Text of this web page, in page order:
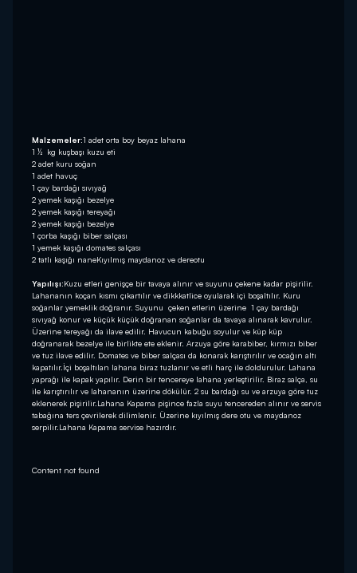
Malzemeler:1 adet orta boy beyaz lahana
1 ½ kg kuşbaşı kuzu eti
2 adet kuru soğan
1 adet havuç
1 çay bardağı sıvıyağ
2 yemek kaşığı bezelye
2 yemek kaşığı tereyağı
2 yemek kaşığı bezelye
1 çorba kaşığı biber salçası
1 yemek kaşığı domates salçası
2 tatlı kaşığı naneKıyılmış maydanoz ve dereotu
Yapılışı:Kuzu etleri genişçe bir tavaya alınır ve suyunu çekene kadar pişirilir.
Lahananın koçan kısmı çıkartılır ve dikkkatlice oyularak içi boşaltılır. Kuru
soğanlar yemeklik doğranır. Suyunu çeken etlerin üzerine 1 çay bardağı
sıvıyağ konur ve küçük küçük doğranan soğanlar da tavaya alınarak kavrulur.
Üzerine tereyağı da ilave edilir. Havucun kabuğu soyulur ve küp küp
doğranarak bezelye ile birlikte ete eklenir. Arzuya göre karabiber, kırmızı biber
ve tuz ilave edilir. Domates ve biber salçası da konarak karıştırılır ve ocağın altı
kapatılır.İçi boşaltılan lahana biraz tuzlanır ve etli harç ile doldurulur. Lahana
yaprağı ile kapak yapılır. Derin bir tencereye lahana yerleştirilir. Biraz salça, su
ile karıştırılır ve lahananın üzerine dökülür. 2 su bardağı su ve arzuya göre tuz
eklenerek pişirilir.Lahana Kapama pişince fazla suyu tencereden alınır ve servis
tabağına ters çevrilerek dilimlenir. Üzerine kıyılmış dere otu ve maydanoz
serpilir.Lahana Kapama servise hazırdır.
Content not found